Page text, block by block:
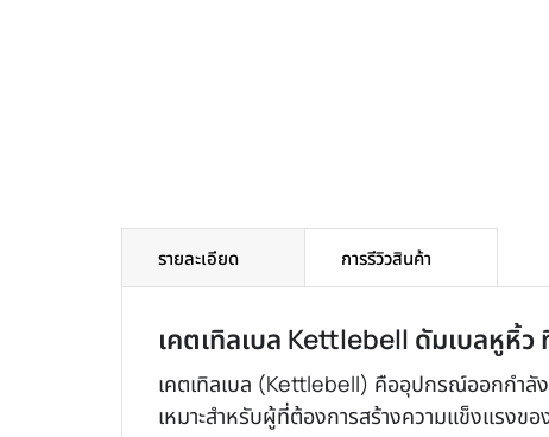
รายละเอียด
เคตเทิลเบล Kettlebell ดัมเบลหูหิ้
เคตเทิลเบล (Kettlebell) คืออุปกรณ์ออกกำลัง
เหมาะสำหรับผู้ที่ต้องการสร้างความแข็งแรงข
การรีวิวสินค้า